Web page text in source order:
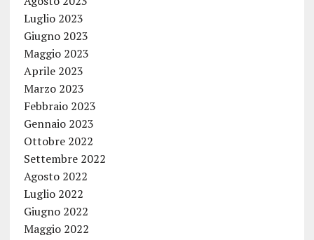
Luglio 2023
Giugno 2023
Maggio 2023
Aprile 2023
Marzo 2023
Febbraio 2023
Gennaio 2023
Ottobre 2022
Settembre 2022
Agosto 2022
Luglio 2022
Giugno 2022
Maggio 2022